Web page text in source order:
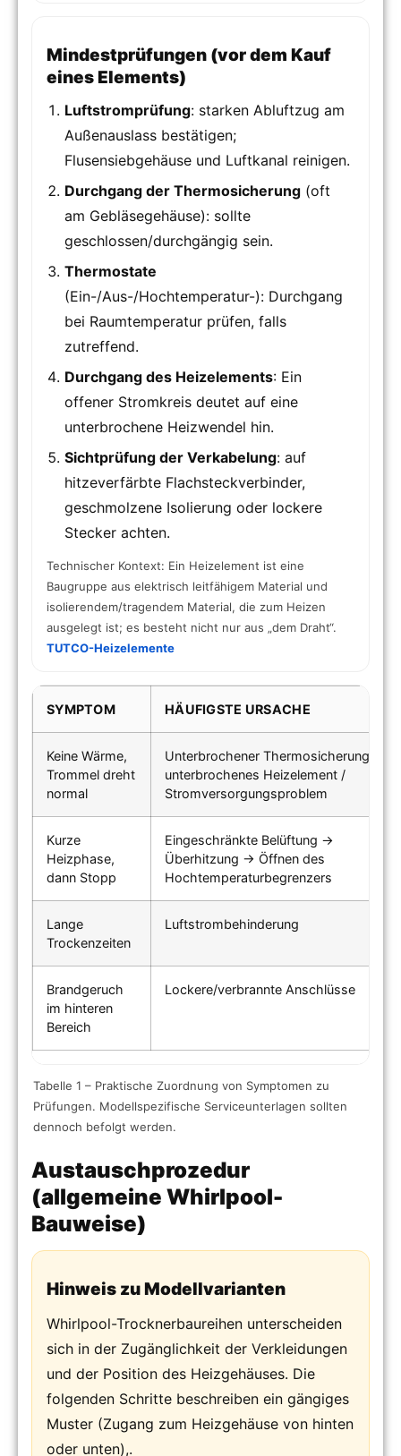
Mindestprüfungen (vor dem Kauf
eines Elements)
Luftstromprüfung: starken Abluftzug am
Außenauslass bestätigen;
Flusensiebgehäuse und Luftkanal reinigen.
Durchgang der Thermosicherung (oft
am Gebläsegehäuse): sollte
geschlossen/durchgängig sein.
Thermostate
(Ein-/Aus-/Hochtemperatur-): Durchgang
bei Raumtemperatur prüfen, falls
zutreffend.
Durchgang des Heizelements: Ein
offener Stromkreis deutet auf eine
unterbrochene Heizwendel hin.
Sichtprüfung der Verkabelung: auf
hitzeverfärbte Flachsteckverbinder,
geschmolzene Isolierung oder lockere
Stecker achten.
Technischer Kontext: Ein Heizelement ist eine
Baugruppe aus elektrisch leitfähigem Material und
isolierendem/tragendem Material, die zum Heizen
ausgelegt ist; es besteht nicht nur aus „dem Draht“.
TUTCO-Heizelemente
SYMPTOM HÄUFIGSTE URSACHE
Keine Wärme,
Trommel dreht
normal
Unterbrochener Thermosicherung /
unterbrochenes Heizelement /
Stromversorgungsproblem
Kurze
Heizphase,
dann Stopp
Eingeschränkte Belüftung →
Überhitzung → Öffnen des
Hochtemperaturbegrenzers
Lange
Trockenzeiten
Luftstrombehinderung
Brandgeruch
im hinteren
Bereich
Lockere/verbrannte Anschlüsse
Tabelle 1 – Praktische Zuordnung von Symptomen zu
Prüfungen. Modellspezifische Serviceunterlagen sollten
dennoch befolgt werden.
Austauschprozedur
(allgemeine Whirlpool-
Bauweise)
Hinweis zu Modellvarianten
Whirlpool-Trocknerbaureihen unterscheiden
sich in der Zugänglichkeit der Verkleidungen
und der Position des Heizgehäuses. Die
folgenden Schritte beschreiben ein gängiges
Muster (Zugang zum Heizgehäuse von hinten
oder unten),.